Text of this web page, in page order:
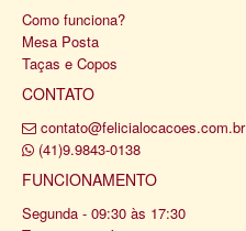
Como funciona?
Mesa Posta
Taças e Copos
CONTATO
contato@felicialocacoes.com.br
(41)9.9843-0138
FUNCIONAMENTO
Segunda - 09:30 às 17:30